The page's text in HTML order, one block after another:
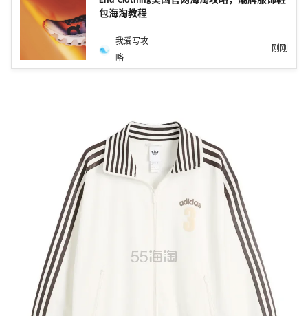
包海淘教程
我爱写攻
略
刚刚